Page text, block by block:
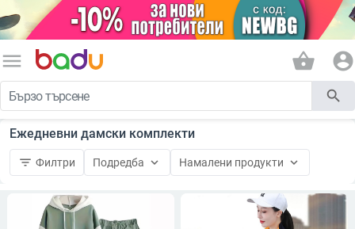
menu shopping_basket account_circle
search
Ежедневни дамски комплекти
filter_list Филтри Подредба keyboard_arrow_down Намалени продукти keyboard_arrow_down